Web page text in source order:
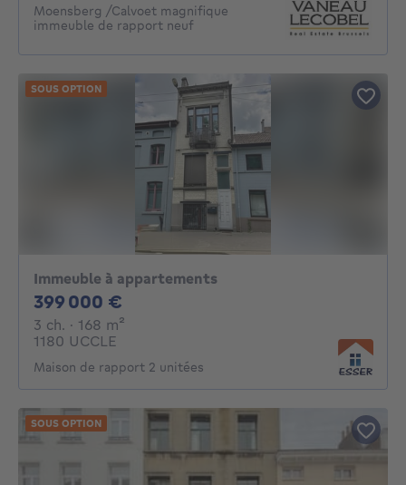
Moensberg /Calvoet magnifique
immeuble de rapport neuf
Immeuble à appartements
399 000 €
3 ch. 3 chambres
· 168 m²
1180 UCCLE
Maison de rapport 2 unitées
SOUS OPTION
SOUS OPTION